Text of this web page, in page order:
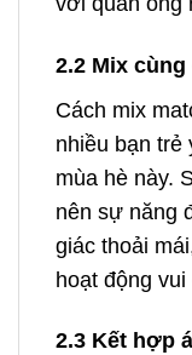
2.2 Mix
Cách mix
nhiều bạn trẻ
mùa hè này.
nên sự năng
giác thoải
hoạt động
2.3 Kết hợp